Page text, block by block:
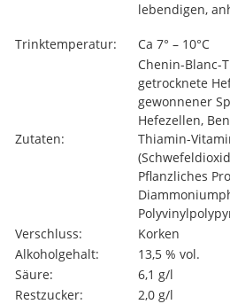
lebendigen,
Trinktemperatur: Ca 7° – 10°C
Zutaten:
Chenin-Blanc-
getrocknete
gewonnener
Hefezellen,
Thiamin-
Pflanzliches
Verschluss:
Korken
Alkoholgehalt:
13,5 % vol.
Säure:
6,1 g/l
Restzucker:
2,0 g/l